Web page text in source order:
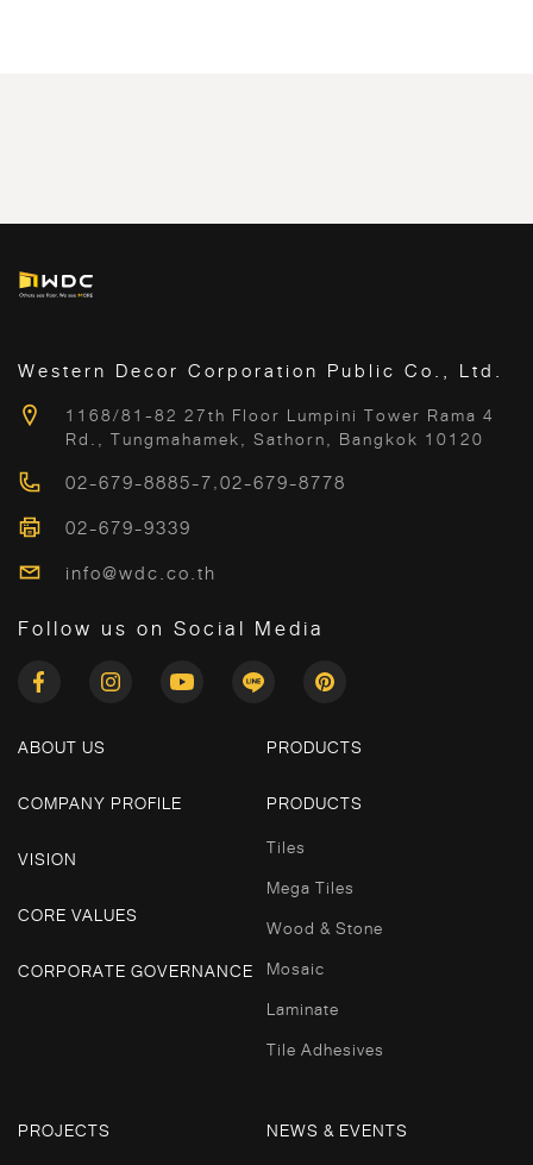
Western Decor Corporation Public Co., Ltd.
1168/81-82 27th Floor Lumpini Tower Rama 4
Rd., Tungmahamek, Sathorn, Bangkok 10120
02-679-8885-7,02-679-8778
02-679-9339
info@wdc.co.th
Follow us on Social Media
ABOUT US
COMPANY PROFILE
VISION
CORE VALUES
CORPORATE GOVERNANCE
PRODUCTS
PRODUCTS
Tiles
Mega Tiles
Wood & Stone
Mosaic
Laminate
Tile Adhesives
PROJECTS NEWS & EVENTS